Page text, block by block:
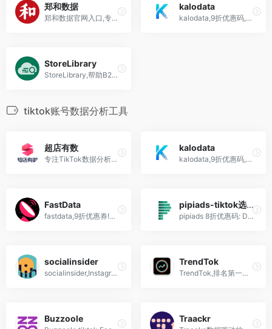
郑和数据
郑和数据官网入口,专业的TikTok数据分析选品工具插件
kalodata
kalodata,9折优惠码,最好的tiktok数据分析平台,国外抖音选品分析工具
StoreLibrary
StoreLibrary,帮助B2B、B2C企业挖掘客户研究竞争对手的工具
tiktok账号数据分析工具
超店有数
专注TikTok数据分析红人营销&amp;跨境电商选品
kalodata
kalodata,9折优惠码,最好的tiktok数据分析平台,国外抖音选品分析工具
FastData
fastdata,9折优惠券!专业的全球短视频电商tiktok数据分析平台
pipiads-tiktok选品神器
pipiads 8折优惠码: DMJDMJ,皮皮ads,国外抖音tiktok数据分析跨境电商选品工具,Ads Spy广告大数据检测
socialinsider
socialinsider,Instagram和tiktok营销工具,账号分析
TrendTok
TrendTok,排名第一的tiktok趋势分析软件
Buzzoole Traackr